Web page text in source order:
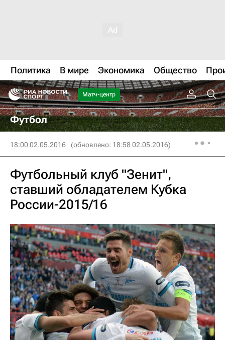
Политика В мире Экономика Общество
Матч-центр
Футбол
18:00 02.05.2016 (обновлено: 18:58 02.05.2016)
Футбольный клуб "Зенит",
ставший обладателем Кубка
России-2015/16